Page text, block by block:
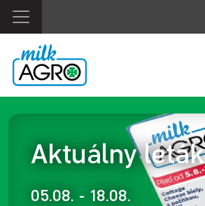
Aktuálny leták
05.08. - 18.08.